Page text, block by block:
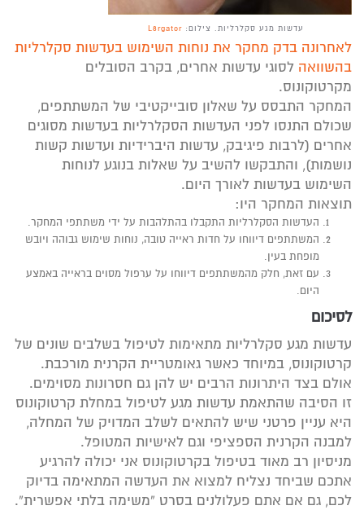
עדשות מגע סקלרליות. צילום: L8rgator
לאחרונה בדק מחקר את נוחות השימוש בעדשות סקלרליות
בהשוואה לסוגי עדשות אחרים, בקרב הסובלים
מקרטוקונוס.
המחקר התבסס על שאלון סובייקטיבי של המשתתפים,
שכולם התנסו לפני העדשות הסקלרליות בעדשות מסוגים
אחרים (לרבות פיגיבק, עדשות היברידיות ועדשות קשות
נושמות), והתבקשו להשיב על שאלות בנוגע לנוחות
השימוש בעדשות לאורך היום.
תוצאות המחקר היו:
העדשות הסקלרליות התקבלו בהתלהבות על ידי משתתפי המחקר.
המשתתפים דיווחו על חדות ראייה טובה, נוחות שימוש גבוהה ויובש
מופחת בעין.
עם זאת, חלק מהמשתתפים דיווחו על ערפול מסוים בראייה באמצע
היום.
לסיכום
עדשות מגע סקלרליות מתאימות לטיפול בשלבים שונים של
קרטוקונוס, במיוחד כאשר גאומטריית הקרנית מורכבת.
אולם בצד היתרונות הרבים יש להן גם חסרונות מסוימים.
זו הסיבה שהתאמת עדשות מגע לטיפול במחלת קרטוקונוס
היא עניין פרטני שיש להתאים לשלב המדויק של המחלה,
למבנה הקרנית הספציפי וגם לאישיות המטופל.
מניסיון רב מאוד בטיפול בקרטוקונוס אני יכולה להרגיע
אתכם שביחד נצליח למצוא את העדשה המתאימה בדיוק
לכם, גם אם אתם פעלולנים בסרט “משימה בלתי אפשרית”.